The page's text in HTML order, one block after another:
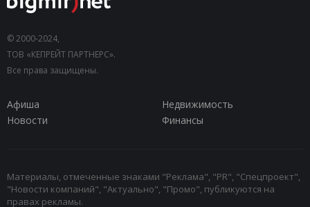
© 2000-2024,
ТОВ «КЕПРЕЙТ ПАРТНЕРС».
Все права защищены.
Афиша
Недвижимость
Новости
Финансы
Материалы, отмеченные знаками "Реклама", "PR", "Спецпроект",
"Новости компаний", "Актуально", "Промо", публикуются на
правах рекламы.